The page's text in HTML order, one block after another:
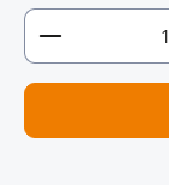
Artikel